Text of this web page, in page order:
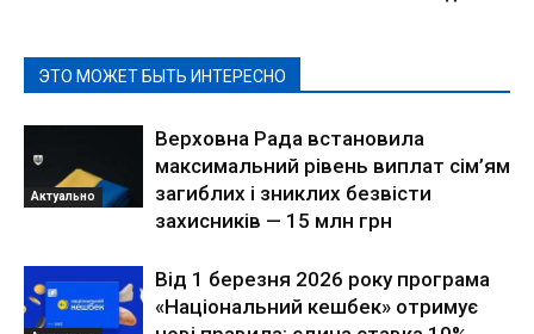
ЭТО МОЖЕТ БЫТЬ ИНТЕРЕСНО
Актуально
Верховна Рада встановила
максимальний рівень виплат сім’ям
загиблих і зниклих безвісти
захисників — 15 млн грн
Від 1 березня 2026 року програма
«Національний кешбек» отримує